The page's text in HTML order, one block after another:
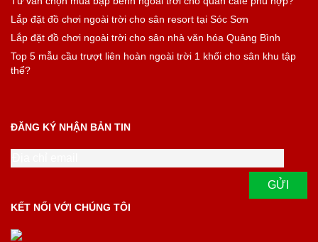
Lắp đặt đồ chơi ngoài trời cho sân resort tại Sóc Sơn
Lắp đặt đồ chơi ngoài trời cho sân nhà văn hóa Quảng Bình
Top 5 mẫu cầu trượt liên hoàn ngoài trời 1 khối cho sân khu tập
thể?
ĐĂNG KÝ NHẬN BẢN TIN
KẾT NỐI VỚI CHÚNG TÔI